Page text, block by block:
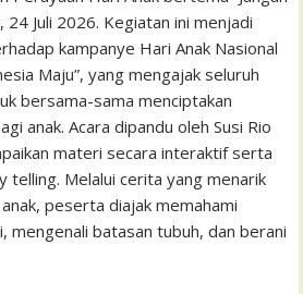
24 Juli 2026. Kegiatan ini menjadi
kampanye Hari Anak Nasional
Maju”, yang mengajak seluruh
bersama-sama menciptakan
anak. Acara dipandu oleh Susi Rio
materi secara interaktif serta
telling. Melalui cerita yang menarik
peserta diajak memahami
mengenali batasan tubuh, dan berani